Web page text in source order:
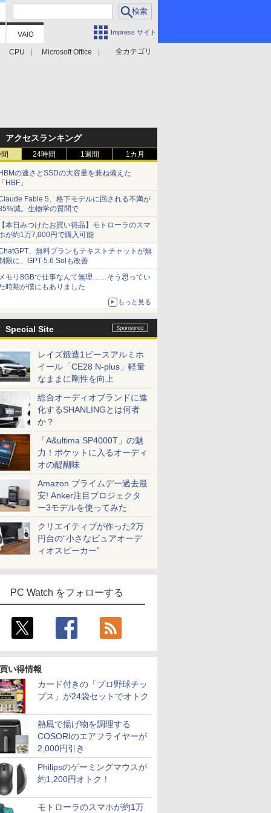
Impress サイト
全カテゴリ
CPU Microsoft Office
アクセスランキング
24時間 1週間 1カ月
の速さとSSDの大容量を兼ね備えた
HBF」
Fable 5、格下モデルに回される不満が
減。生物学の質問で
本日みつけたお買い得品】モトローラのスマ
が約1万7,000円で購入可能
、無料プランもテキストチャットが無
限に。GPT-5.6 Solも改善
モリ8GBで仕事なんて無理……そう思ってい
時期が僕にもありました
もっと見る
Special Site
レイズ鍛造1ピースアルミホ
イール「CE28 N-plus」軽量
なままに剛性を向上
総合オーディオブランドに進
化するSHANLINGとは何者
か？
「A&ultima SP4000T」の魅
力！ポケットに入るオーディ
オの醍醐味
Amazon プライムデー過去最
安! Anker注目プロジェクタ
ー3モデルを使ってみた
クリエイティブが作った2万
円台の“小さなピュアオーデ
ィオスピーカー”
PC Watch をフォローする
い得情報
カード付きの「プロ野球チッ
プス」が24袋セットでオトク
熱風で揚げ物を調理する
COSORIのエアフライヤーが
2,000円引き
Philipsのゲーミングマウスが
約1,200円オトク！
モトローラのスマホが約1万